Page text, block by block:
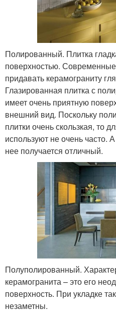
Полированный. Плитка
поверхностью.
придавать керамограниту
Глазированная плитка с
имеет очень приятную
внешний вид. Поскольку
плитки очень скользкая, то
используют не очень часто.
нее получается отличный.
Полуполированный.
керамогранита – это его
поверхность. При укладке
незаметны.